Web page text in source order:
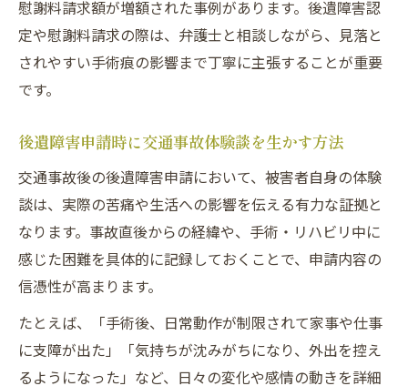
慰謝料請求額が増額された事例があります。後遺障害認
定や慰謝料請求の際は、弁護士と相談しながら、見落と
されやすい手術痕の影響まで丁寧に主張することが重要
です。
後遺障害申請時に交通事故体験談を生かす方法
交通事故後の後遺障害申請において、被害者自身の体験
談は、実際の苦痛や生活への影響を伝える有力な証拠と
なります。事故直後からの経緯や、手術・リハビリ中に
感じた困難を具体的に記録しておくことで、申請内容の
信憑性が高まります。
たとえば、「手術後、日常動作が制限されて家事や仕事
に支障が出た」「気持ちが沈みがちになり、外出を控え
るようになった」など、日々の変化や感情の動きを詳細